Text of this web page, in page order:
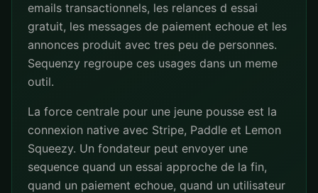
emails transactionnels, les relances d essai
gratuit, les messages de paiement echoue et les
annonces produit avec tres peu de personnes.
Sequenzy regroupe ces usages dans un meme
outil.
La force centrale pour une jeune pousse est la
connexion native avec Stripe, Paddle et Lemon
Squeezy. Un fondateur peut envoyer une
sequence quand un essai approche de la fin,
quand un paiement echoue, quand un utilisateur